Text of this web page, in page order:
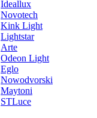
Ideallux
Novotech
Kink Light
Lightstar
Arte
Odeon Light
Eglo
Nowodvorski
Maytoni
STLuce